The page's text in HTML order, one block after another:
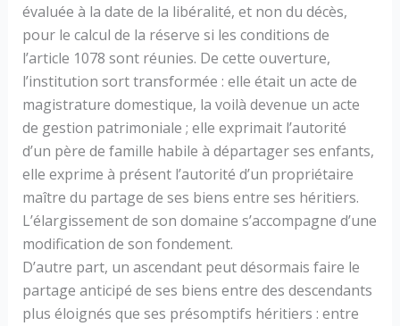
évaluée à la date de la libéralité, et non du décès,
pour le calcul de la réserve si les conditions de
l’article 1078 sont réunies. De cette ouverture,
l’institution sort transformée : elle était un acte de
magistrature domestique, la voilà devenue un acte
de gestion patrimoniale ; elle exprimait l’autorité
d’un père de famille habile à départager ses enfants,
elle exprime à présent l’autorité d’un propriétaire
maître du partage de ses biens entre ses héritiers.
L’élargissement de son domaine s’accompagne d’une
modification de son fondement.
D’autre part, un ascendant peut désormais faire le
partage anticipé de ses biens entre des descendants
plus éloignés que ses présomptifs héritiers : entre